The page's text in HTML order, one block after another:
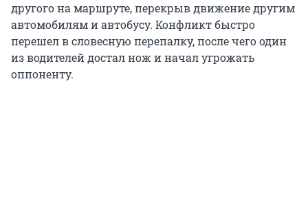
другого на маршруте, перекрыв движение другим
автомобилям и автобусу. Конфликт быстро
перешел в словесную перепалку, после чего один
из водителей достал нож и начал угрожать
оппоненту.